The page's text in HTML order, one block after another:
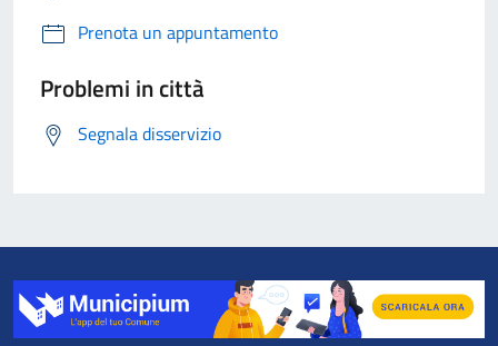
Prenota un appuntamento
Problemi in città
Segnala disservizio